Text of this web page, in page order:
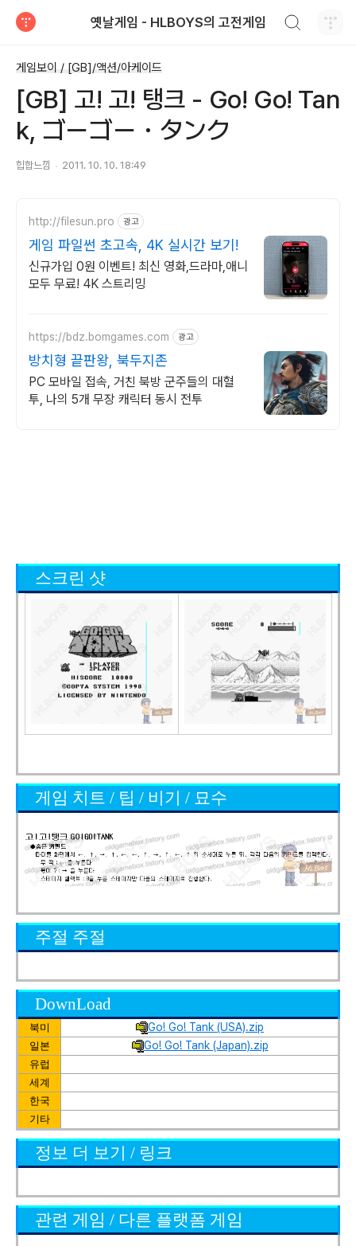
옛날게임 - HLBOYS의 고전게임
게임보이 / [GB]/액션/아케이드
[GB] 고! 고! 탱크 - Go! Go! Tan
k, ゴーゴー・タンク
힙합느낌 2011. 10. 10. 18:49
http://filesun.pro 광고
게임 파일썬 초고속, 4K 실시간 보기!
신규가입 0원 이벤트! 최신 영화,드라마,애니
모두 무료! 4K 스트리밍
https://bdz.bomgames.com 광고
방치형 끝판왕, 북두지존
PC 모바일 접속, 거친 북방 군주들의 대혈
투, 나의 5개 무장 캐릭터 동시 전투
스크린 샷
게임 치트 / 팁 / 비기 / 묘수
주절 주절
DownLoad
북미 Go! Go! Tank (USA).zip
일본 Go! Go! Tank (Japan).zip
유럽
세계
한국
기타
정보 더 보기 / 링크
관련 게임 / 다른 플랫폼 게임